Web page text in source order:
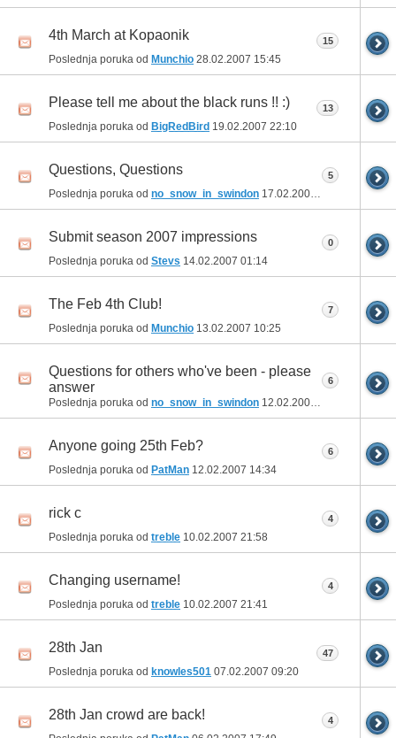
4th March at Kopaonik
Poslednja poruka od Munchio 28.02.2007 15:45
15
Please tell me about the black runs !! :)
Poslednja poruka od BigRedBird 19.02.2007 22:10
13
Questions, Questions
Poslednja poruka od no_snow_in_swindon 17.02.2007
5
Submit season 2007 impressions
Poslednja poruka od Stevs 14.02.2007 01:14
0
The Feb 4th Club!
Poslednja poruka od Munchio 13.02.2007 10:25
7
Questions for others who've been - please
answer
Poslednja poruka od no_snow_in_swindon 12.02.2007 21:02
6
Anyone going 25th Feb?
Poslednja poruka od PatMan 12.02.2007 14:34
6
rick c
Poslednja poruka od treble 10.02.2007 21:58
4
Changing username!
Poslednja poruka od treble 10.02.2007 21:41
4
28th Jan
Poslednja poruka od knowles501 07.02.2007 09:20
47
28th Jan crowd are back! 4